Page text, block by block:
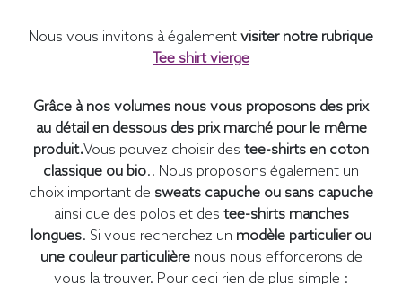
Nous vous invitons à également visiter notre rubrique
Tee shirt vierge
Grâce à nos volumes nous vous proposons des prix
au détail en dessous des prix marché pour le même
produit.Vous pouvez choisir des tee-shirts en coton
classique ou bio.. Nous proposons également un
choix important de sweats capuche ou sans capuche
ainsi que des polos et des tee-shirts manches
longues. Si vous recherchez un modèle particulier ou
une couleur particulièrenous nous efforcerons de
vous la trouver. Pour ceci rien de plus simple :